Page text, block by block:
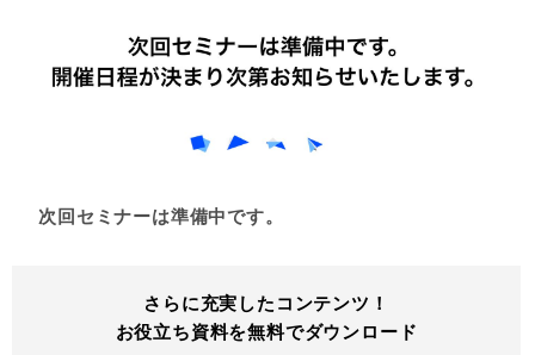
次回セミナーは準備中です。
さらに充実したコンテンツ！
お役立ち資料を無料でダウンロード